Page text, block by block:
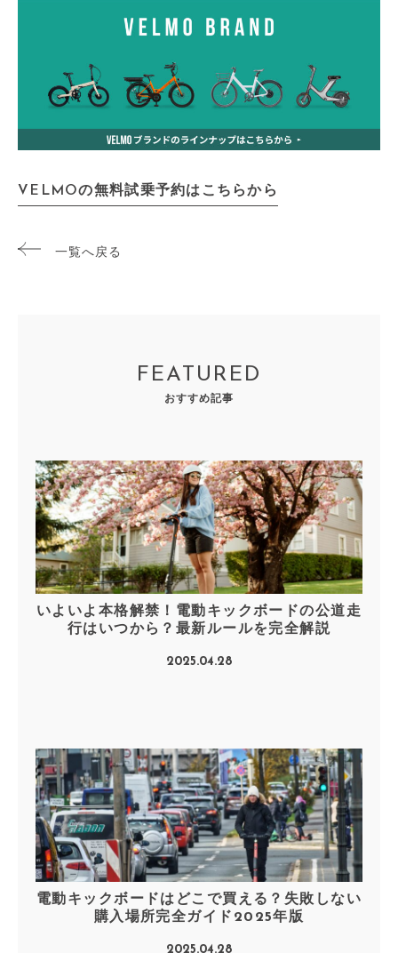
VELMOの無料試乗予約はこちらから
一覧へ戻る
FEATURED
おすすめ記事
いよいよ本格解禁！電動キックボードの公道走
行はいつから？最新ルールを完全解説
2025.04.28
電動キックボードはどこで買える？失敗しない
購入場所完全ガイド2025年版
2025.04.28